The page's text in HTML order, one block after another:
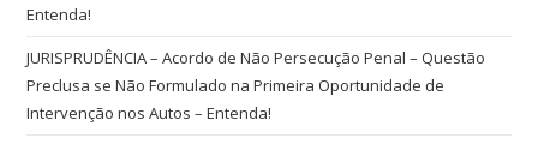
Entenda!
JURISPRUDÊNCIA – Acordo de Não Persecução Penal – Questão
Preclusa se Não Formulado na Primeira Oportunidade de
Intervenção nos Autos – Entenda!